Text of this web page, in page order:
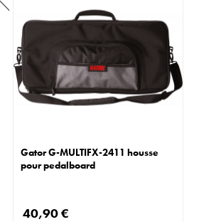
Gator G-MULTIFX-2411 housse
pour pedalboard
40,90 €